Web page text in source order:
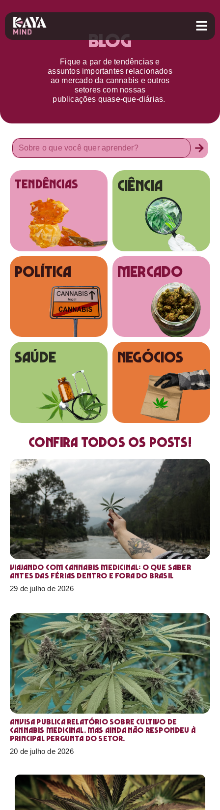
Blog
Fique a par detendências e
assuntos importantes relacionados
ao mercado da cannabis e outros
setorescom nossas
publicações quase-que-diárias.
tendências Ciência
Política MERCADO
SAÚDE NEGÓCIOS
Confira todos os posts!
Viajando com cannabis medicinal: o que saber
antes das férias dentro e fora do Brasil
29 de julho de 2026
Anvisa publica relatório sobre cultivo de
Cannabis medicinal. Mas ainda não respondeu à
principal pergunta do setor.
20 de julho de 2026